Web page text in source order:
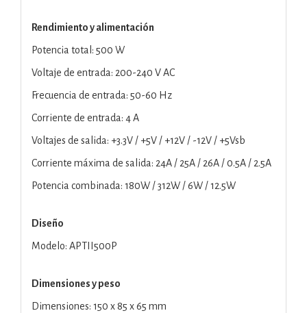
Rendimiento y alimentación
Potencia total: 500 W
Voltaje de entrada: 200-240 V AC
Frecuencia de entrada: 50-60 Hz
Corriente de entrada: 4 A
Voltajes de salida: +3.3V / +5V / +12V / -12V / +5Vsb
Corriente máxima de salida: 24A / 25A / 26A / 0.5A / 2.5A
Potencia combinada: 180W / 312W / 6W / 12.5W
Diseño
Modelo: APTII500P
Dimensiones y peso
Dimensiones: 150 x 85 x 65 mm